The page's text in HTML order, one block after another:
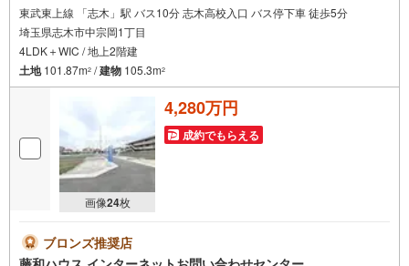
東武東上線 「志木」駅 バス10分 志木高校入口 バス停下車 徒歩5分
埼玉県志木市中宗岡1丁目
4LDK＋WIC / 地上2階建
土地101.87m2 /建物 105.3m2
画像24枚
4,280万円
成約でもらえる
ブロンズ推奨店